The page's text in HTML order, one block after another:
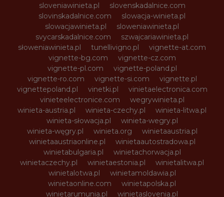
sloveniawinieta.pl
slovenskadalnice.com
slovinskadalnice.com
slowacja-winieta.pl
slowacjawinieta.pl
sloweniawinieta.pl
svycarskadalnice.com
szwajcariawinieta.pl
słoweniawinieta.pl
tunellivigno.pl
vignette-at.com
vignette-bg.com
vignette-cz.com
vignette-pl.com
vignette-poland.pl
vignette-ro.com
vignette-si.com
vignette.pl
vignettepoland.pl
vinetki.pl
vinietaelectronica.com
vinieteelectronice.com
wegrywinieta.pl
winieta-austria.pl
winieta-czechy.pl
winieta-litwa.pl
winieta-słowacja.pl
winieta-wegry.pl
winieta-węgry.pl
winieta.org
winietaaustria.pl
winietaaustriaonline.pl
winietaautostradowa.pl
winietabulgaria.pl
winietachorwacja.pl
winietaczechy.pl
winietaestonia.pl
winietalitwa.pl
winietalotwa.pl
winietamoldawia.pl
winietaonline.com
winietapolska.pl
winietarumunia.pl
winietaslovenia.pl